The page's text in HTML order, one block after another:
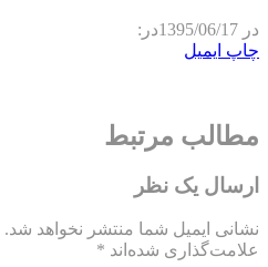
در 1395/06/17در:
چاپ ایمیل
مطالب مرتبط
ارسال یک نظر
نشانی ایمیل شما منتشر نخواهد شد.
علامت‌گذاری شده‌اند *